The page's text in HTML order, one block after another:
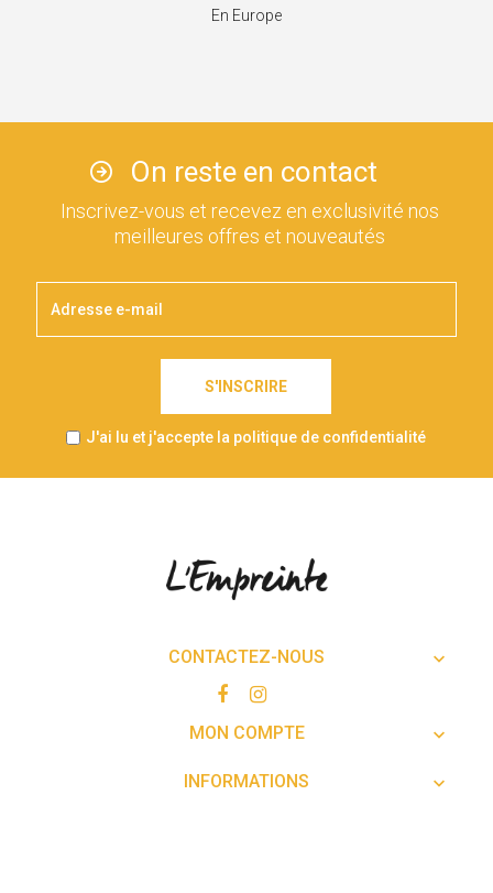
En Europe
On reste en contact
Inscrivez-vous et recevez en exclusivité nos
meilleures offres et nouveautés
S'INSCRIRE
J'ai lu et j'accepte la politique de confidentialité
CONTACTEZ-NOUS 
MON COMPTE 
INFORMATIONS 